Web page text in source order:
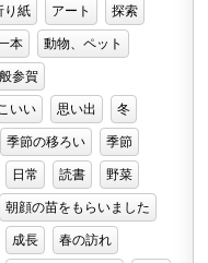
り紙 アート 探索
本 動物、ペット
参賀
いい 思い出 冬
季節の移ろい 季節
日常 読書 野菜
朝顔の苗をもらいました
成長 春の訪れ